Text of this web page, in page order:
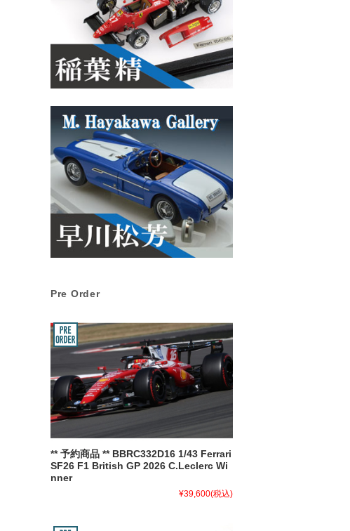
Pre Order
** 予約商品 ** BBRC332D16 1/43 Ferrari
SF26 F1 British GP 2026 C.Leclerc Wi
nner
¥39,600(税込)